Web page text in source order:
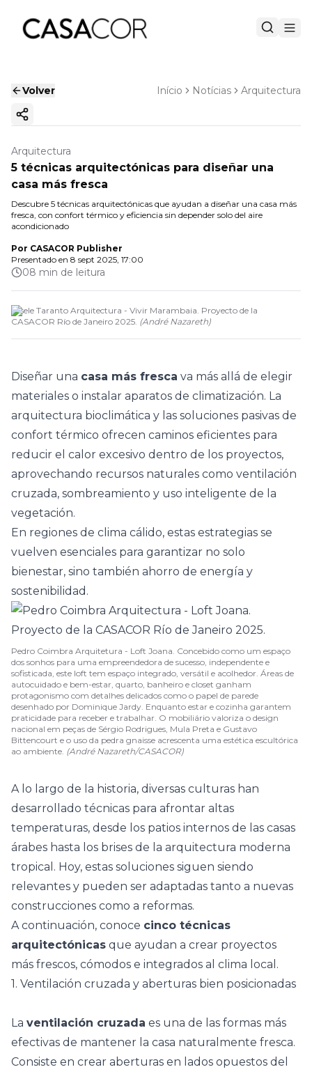
Volver Início Notícias Arquitectura
Copiar enlace
Arquitectura
5 técnicas arquitectónicas para diseñar una
casa más fresca
Descubre 5 técnicas arquitectónicas que ayudan a diseñar una casa más
fresca, con confort térmico y eficiencia sin depender solo del aire
acondicionado
Por CASACOR Publisher
Presentado en 8 sept 2025, 17:00
08 min de leitura
Gisele Taranto Arquitectura - Vivir Marambaia. Proyecto de la
CASACOR Río de Janeiro 2025. (André Nazareth)
Diseñar una casa más fresca va más allá de elegir
materiales o instalar aparatos de climatización. La
arquitectura bioclimática y las soluciones pasivas de
confort térmico ofrecen caminos eficientes para
reducir el calor excesivo dentro de los proyectos,
aprovechando recursos naturales como ventilación
cruzada, sombreamiento y uso inteligente de la
vegetación.
En regiones de clima cálido, estas estrategias se
vuelven esenciales para garantizar no solo
bienestar, sino también ahorro de energía y
sostenibilidad.
Pedro Coimbra Arquitetura - Loft Joana. Concebido como um espaço
dos sonhos para uma empreendedora de sucesso, independente e
sofisticada, este loft tem espaço integrado, versátil e acolhedor. Áreas de
autocuidado e bem-estar, quarto, banheiro e closet ganham
protagonismo com detalhes delicados como o papel de parede
desenhado por Dominique Jardy. Enquanto estar e cozinha garantem
praticidade para receber e trabalhar. O mobiliário valoriza o design
nacional em peças de Sérgio Rodrigues, Mula Preta e Gustavo
Bittencourt e o uso da pedra gnaisse acrescenta uma estética escultórica
ao ambiente. (André Nazareth/CASACOR)
A lo largo de la historia, diversas culturas han
desarrollado técnicas para afrontar altas
temperaturas, desde los patios internos de las casas
árabes hasta los brises de la arquitectura moderna
tropical. Hoy, estas soluciones siguen siendo
relevantes y pueden ser adaptadas tanto a nuevas
construcciones como a reformas.
A continuación, conoce cinco técnicas
arquitectónicas que ayudan a crear proyectos
más frescos, cómodos e integrados al clima local.
1. Ventilación cruzada y aberturas bien posicionadas
La ventilación cruzada es una de las formas más
efectivas de mantener la casa naturalmente fresca.
Consiste en crear aberturas en lados opuestos del